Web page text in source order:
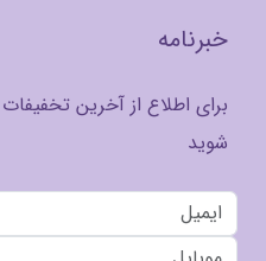
خبرنامه
برای اطلاع از آخرین
شوید